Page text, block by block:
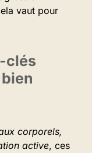
vaut pour
clés
corporels,
active, ces